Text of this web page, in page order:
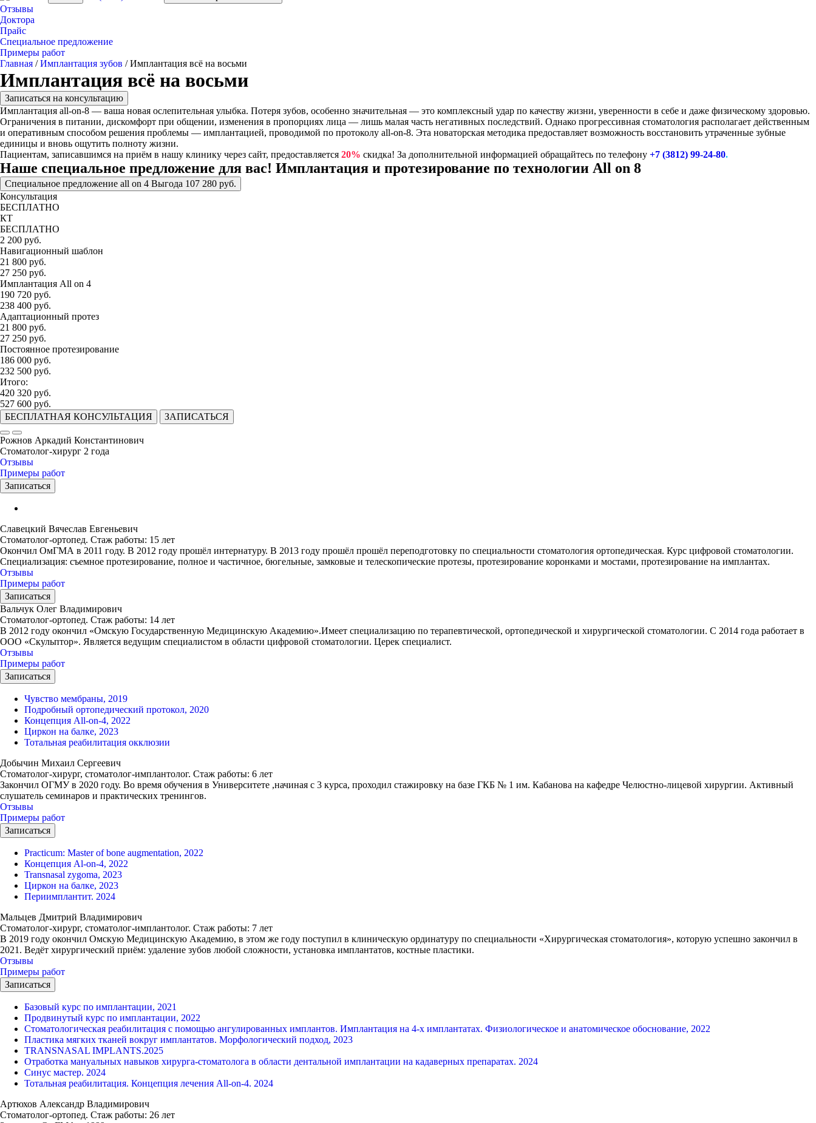
Отзывы
Доктора
Прайс
Специальное предложение
Примеры работ
Главная /Имплантация зубов /Имплантация всё на восьми
Имплантация всё на восьми
Записаться на консультацию
Имплантация all-on-8 — ваша новая ослепительная улыбка. Потеря зубов, особенно значительная — это комплексный удар по качеству жизни, уверенности в себе и даже физическому здоровью.
Ограничения в питании, дискомфорт при общении, изменения в пропорциях лица — лишь малая часть негативных последствий. Однако прогрессивная стоматология располагает действенным
и оперативным способом решения проблемы — имплантацией, проводимой по протоколу all-on-8. Эта новаторская методика предоставляет возможность восстановить утраченные зубные
единицы и вновь ощутить полноту жизни.
Пациентам, записавшимся на приём в нашу клинику через сайт, предоставляется 20% скидка! За дополнительной информацией обращайтесь по телефону +7 (3812) 99-24-80.
Наше специальное предложение для вас! Имплантация и протезирование по технологии All on 8
Специальное предложение all on 4 Выгода 107 280 руб.
Консультация
БЕСПЛАТНО
КТ
БЕСПЛАТНО
2 200 руб.
Навигационный шаблон
21 800 руб.
27 250 руб.
Имплантация All on 4
190 720 руб.
238 400 руб.
Адаптационный протез
21 800 руб.
27 250 руб.
Постоянное протезирование
186 000 руб.
232 500 руб.
Итого:
420 320 руб.
527 600 руб.
БЕСПЛАТНАЯ КОНСУЛЬТАЦИЯ
ЗАПИСАТЬСЯ
Рожнов Аркадий Константинович
Стоматолог-хирург 2 года
Отзывы
Примеры работ
Записаться
Славецкий Вячеслав Евгеньевич
Стоматолог-ортопед. Стаж работы: 15 лет
Окончил ОмГМА в 2011 году. В 2012 году прошёл интернатуру. В 2013 году прошёл прошёл переподготовку по специальности стоматология ортопедическая. Курс цифровой стоматологии.
Специализация: съемное протезирование, полное и частичное, бюгельные, замковые и телескопические протезы, протезирование коронками и мостами, протезирование на имплантах.
Отзывы
Примеры работ
Записаться
Вальчук Олег Владимирович
Стоматолог-ортопед. Стаж работы: 14 лет
В 2012 году окончил «Омскую Государственную Медицинскую Академию».Имеет специализацию по терапевтической, ортопедической и хирургической стоматологии. С 2014 года работает в
ООО «Скульптор». Является ведущим специалистом в области цифровой стоматологии. Церек специалист.
Отзывы
Примеры работ
Записаться
Чувство мембраны, 2019
Подробный ортопедический протокол, 2020
Концепция All-on-4, 2022
Циркон на балке, 2023
Тотальная реабилитация окклюзии
Добычин Михаил Сергеевич
Стоматолог-хирург, стоматолог-имплантолог. Стаж работы: 6 лет
Закончил ОГМУ в 2020 году. Во время обучения в Университете ,начиная с 3 курса, проходил стажировку на базе ГКБ № 1 им. Кабанова на кафедре Челюстно-лицевой хирургии. Активный
слушатель семинаров и практических тренингов.
Отзывы
Примеры работ
Записаться
Practicum: Master of bone augmentation, 2022
Концепция Al-on-4, 2022
Transnasal zygoma, 2023
Циркон на балке, 2023
Периимплантит. 2024
Мальцев Дмитрий Владимирович
Стоматолог-хирург, стоматолог-имплантолог. Стаж работы: 7 лет
В 2019 году окончил Омскую Медицинскую Академию, в этом же году поступил в клиническую ординатуру по специальности «Хирургическая стоматология», которую успешно закончил в
2021. Ведёт хирургический приём: удаление зубов любой сложности, установка имплантатов, костные пластики.
Отзывы
Примеры работ
Записаться
Базовый курс по имплантации, 2021
Продвинутый курс по имплантации, 2022
Стоматологическая реабилитация с помощью ангулированных имплантов. Имплантация на 4-х имплантатах. Физиологическое и анатомическое обоснование, 2022
Пластика мягких тканей вокруг имплантатов. Морфологический подход, 2023
TRANSNASAL IMPLANTS.2025
Отработка мануальных навыков хирурга-стоматолога в области дентальной имплантации на кадаверных препаратах. 2024
Синус мастер. 2024
Тотальная реабилитация. Концепция лечения All-on-4. 2024
Артюхов Александр Владимирович
Стоматолог-ортопед. Стаж работы: 26 лет